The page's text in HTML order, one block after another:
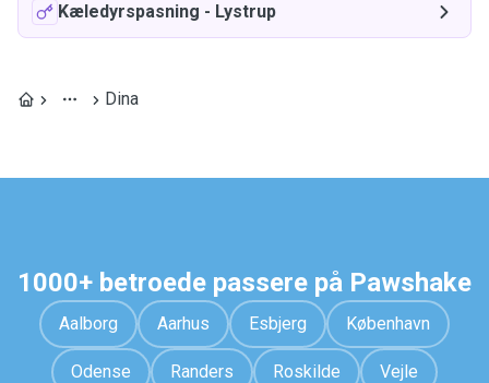
Kæledyrspasning - Lystrup
Dina
1000+ betroede passere på Pawshake
Aalborg Aarhus Esbjerg København
Odense Randers Roskilde Vejle